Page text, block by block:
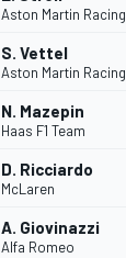
Aston Martin Racing
S. Vettel
Aston Martin Racing
N. Mazepin
Haas F1 Team
D. Ricciardo
McLaren
A. Giovinazzi
Alfa Romeo